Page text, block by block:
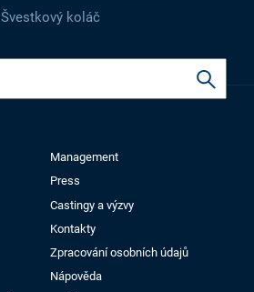
Švestkový koláč
Management
Press
Castingy a výzvy
Kontakty
Zpracování osobních údajů
Nápověda